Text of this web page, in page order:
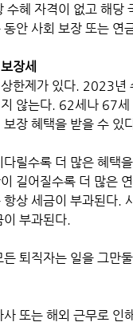
수혜 자격이 없고 해당
안 사회 보장 또는 연
장세
한제가 있다. 2023년
않는다. 62세나 67세
보장 혜택을 받을 수 있
릴수록 더 많은 혜택
길어질수록 더 많은
상 세금이 부과된다.
이 부과된다.
든 퇴직자는 일을 그만
또는 해외 근무로 인